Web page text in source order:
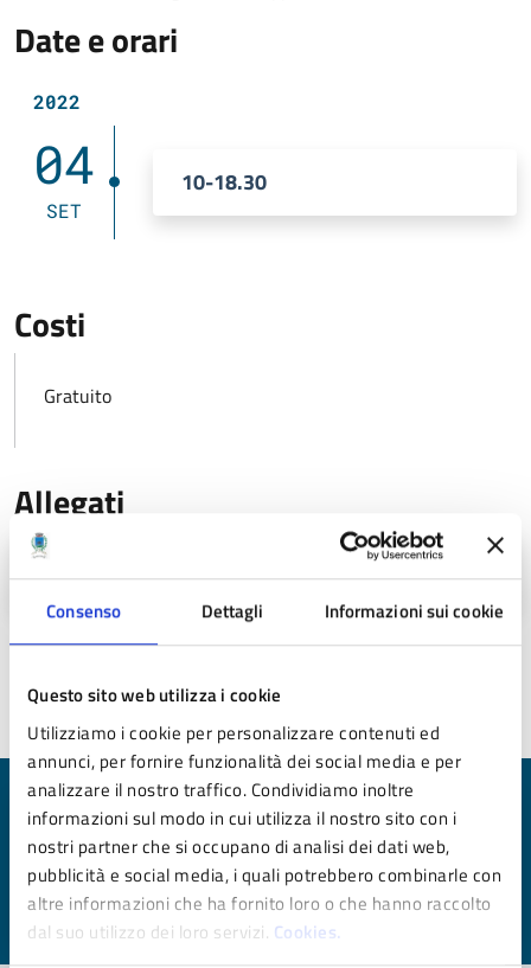
Consenso Dettagli Informazioni sui cookie
Questo sito web utilizza i cookie
Utilizziamo i cookie per personalizzare contenuti ed
annunci, per fornire funzionalità dei social media e per
analizzare il nostro traffico. Condividiamo inoltre
informazioni sul modo in cui utilizza il nostro sito con i
nostri partner che si occupano di analisi dei dati web,
pubblicità e social media, i quali potrebbero combinarle con
altre informazioni che ha fornito loro o che hanno raccolto
dal suo utilizzo dei loro servizi. Cookies.
Date e orari
2022
04
SET
10-18.30
Costi
Gratuito
Allegati
Buon Appennino (PNG - 748 KB)
Ultimo aggiornamento:05/09/2022 08:41
Quanto sono chiare le informazioni su questa
pagina?
Valuta da 1 a 5 stelle la pagina
Valuta 5 stelle su 5
Valuta 4 stelle su 5
Valuta 3 stelle su 5
Valuta 2 stelle su 5
Valuta 1 stelle su 5